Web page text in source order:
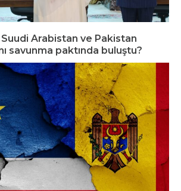
Arabistan ve Pakistan
savunma paktında buluştu?